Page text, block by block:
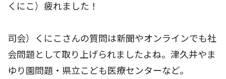
くにこ）疲れました！
司会）くにこさんの質問は新聞やオンラインでも社
会問題として取り上げられましたよね。津久井やま
ゆり園問題・県立こども医療センターなど。